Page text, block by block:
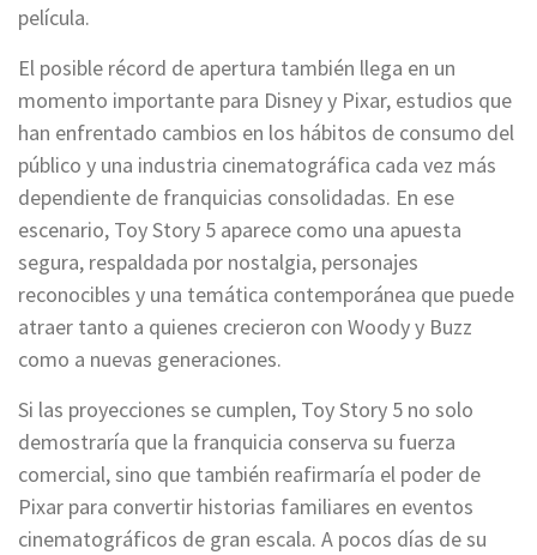
película.
El posible récord de apertura también llega en un
momento importante para Disney y Pixar, estudios que
han enfrentado cambios en los hábitos de consumo del
público y una industria cinematográfica cada vez más
dependiente de franquicias consolidadas. En ese
escenario, Toy Story 5 aparece como una apuesta
segura, respaldada por nostalgia, personajes
reconocibles y una temática contemporánea que puede
atraer tanto a quienes crecieron con Woody y Buzz
como a nuevas generaciones.
Si las proyecciones se cumplen, Toy Story 5 no solo
demostraría que la franquicia conserva su fuerza
comercial, sino que también reafirmaría el poder de
Pixar para convertir historias familiares en eventos
cinematográficos de gran escala. A pocos días de su